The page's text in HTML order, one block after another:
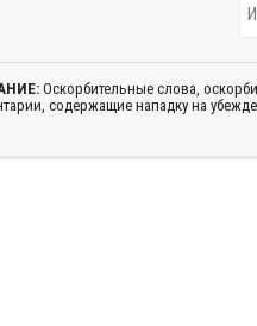
Оскорбительные слова,
содержащие нападку на